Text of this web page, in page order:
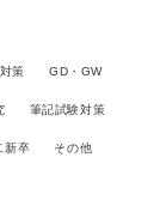
策 GD・GW
筆記試験対策
新卒 その他